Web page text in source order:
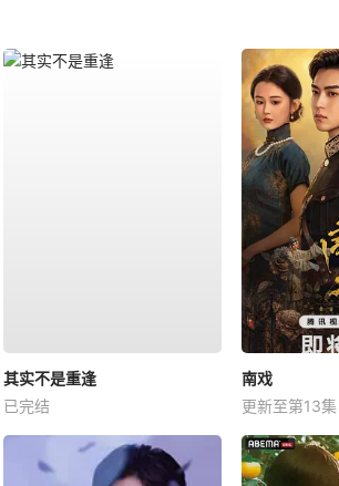
其实不是重逢
已完结
南戏
更新至第13集